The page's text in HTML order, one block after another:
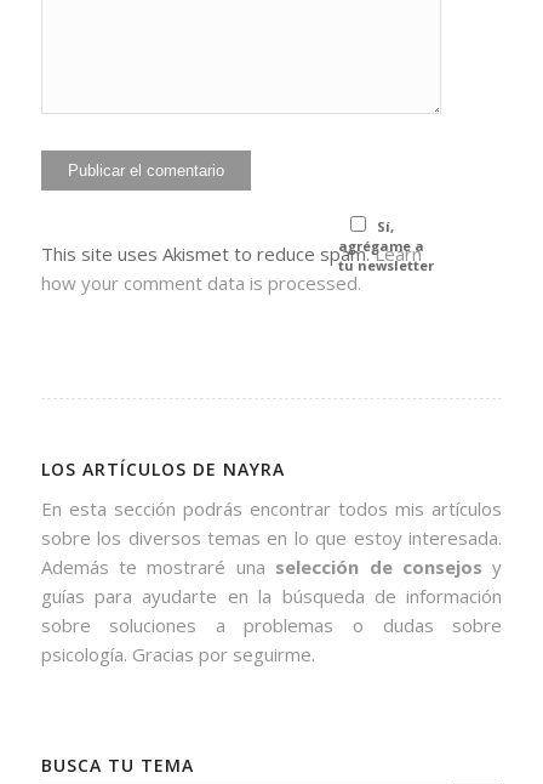
Sí,
agrégame a
tu newsletter
This site uses Akismet to reduce spam.Learn
how your comment data is processed.
LOS ARTÍCULOS DE NAYRA
En esta sección podrás encontrar todos mis artículos
sobre los diversos temas en lo que estoy interesada.
Además te mostraré una selección de consejos y
guías para ayudarte en la búsqueda de información
sobre soluciones a problemas o dudas sobre
psicología. Gracias por seguirme.
BUSCA TU TEMA